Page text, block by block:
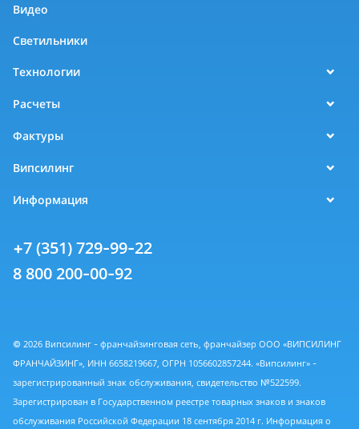
Видео
Светильники
Технологии
Расчеты
Фактуры
Випсилинг
Информация
+7 (351) 729-99-22
8 800 200-00-92
© 2026 Випсилинг - франчайзинговая сеть, франчайзер ООО «ВИПСИЛИНГ
ФРАНЧАЙЗИНГ», ИНН 6658219667, ОГРН 1056602857244. «Випсилинг» -
зарегистрированный знак обслуживания, свидетельство №522599.
Зарегистрирован в Государственном реестре товарных знаков и знаков
обслуживания Российской Федерации 18 сентября 2014 г. Информация о